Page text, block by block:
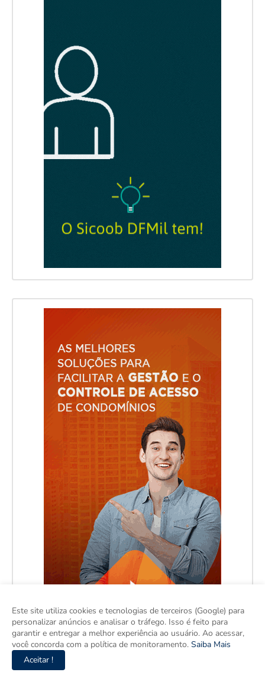
Este site utiliza cookies e tecnologias de terceiros (Google) para
personalizar anúncios e analisar o tráfego. Isso é feito para
garantir e entregar a melhor experiência ao usuário. Ao acessar,
você concorda com a política de monitoramento. Saiba Mais
Aceitar !